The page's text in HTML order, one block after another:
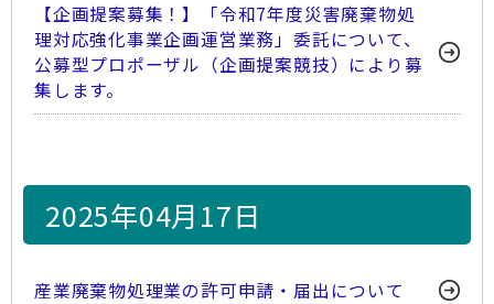
【企画提案募集！】「令和7年度災害廃棄物処
理対応強化事業企画運営業務」委託について、
公募型プロポーザル（企画提案競技）により募
集します。
2025年04月17日
産業廃棄物処理業の許可申請・届出について